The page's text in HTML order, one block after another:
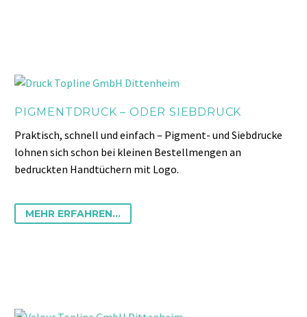
PIGMENTDRUCK – ODER SIEBDRUCK
Praktisch, schnell und einfach – Pigment- und Siebdrucke
lohnen sich schon bei kleinen Bestellmengen an
bedruckten Handtüchern mit Logo.
MEHR ERFAHREN...